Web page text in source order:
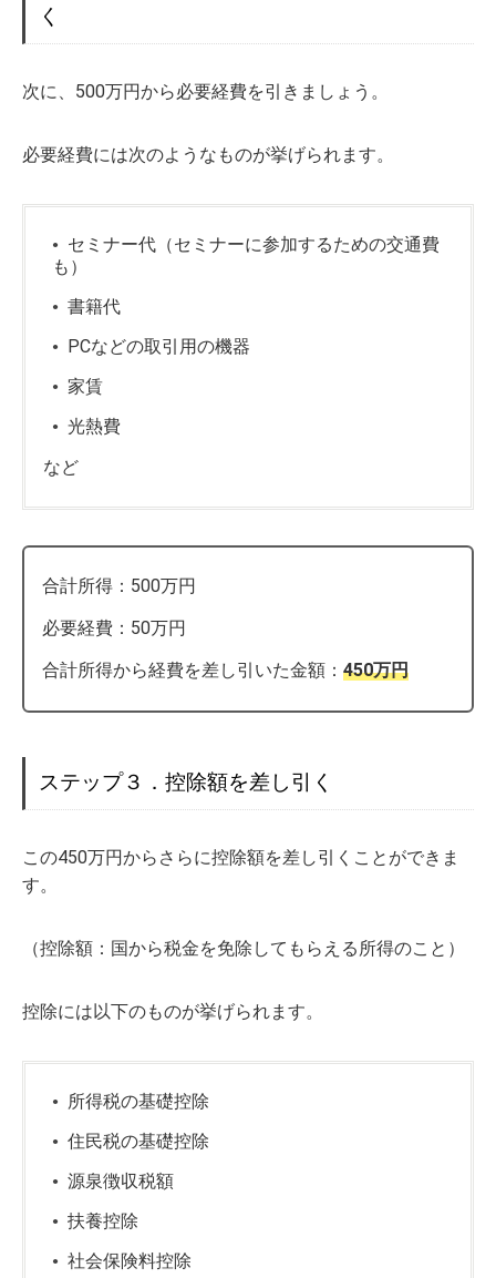
く
次に、500万円から必要経費を引きましょう。
必要経費には次のようなものが挙げられます。
セミナー代（セミナーに参加するための交通費
も）
書籍代
PCなどの取引用の機器
家賃
光熱費
など
合計所得：500万円
必要経費：50万円
合計所得から経費を差し引いた金額：450万円
ステップ３．控除額を差し引く
この450万円からさらに控除額を差し引くことができま
す。
（控除額：国から税金を免除してもらえる所得のこと）
控除には以下のものが挙げられます。
所得税の基礎控除
住民税の基礎控除
源泉徴収税額
扶養控除
社会保険料控除